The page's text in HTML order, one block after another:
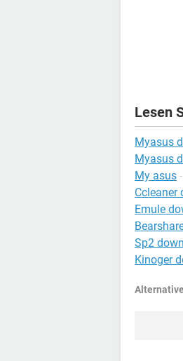
Lesen
Myasus
Myasus
My asus
Ccleaner
Emule
Sp2
Kinoger